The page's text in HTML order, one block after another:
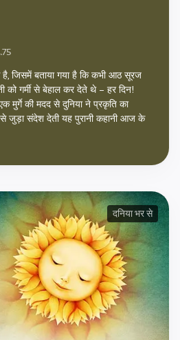
जिसमें बताया गया है कि कभी आठ सूरज
को गर्मी से बेहाल कर देते थे – हर दिन!
मुर्गे की मदद से दुनिया ने प्रकृति का
से जुड़ा संदेश देती यह पुरानी कहानी आज के
दनिया भर से